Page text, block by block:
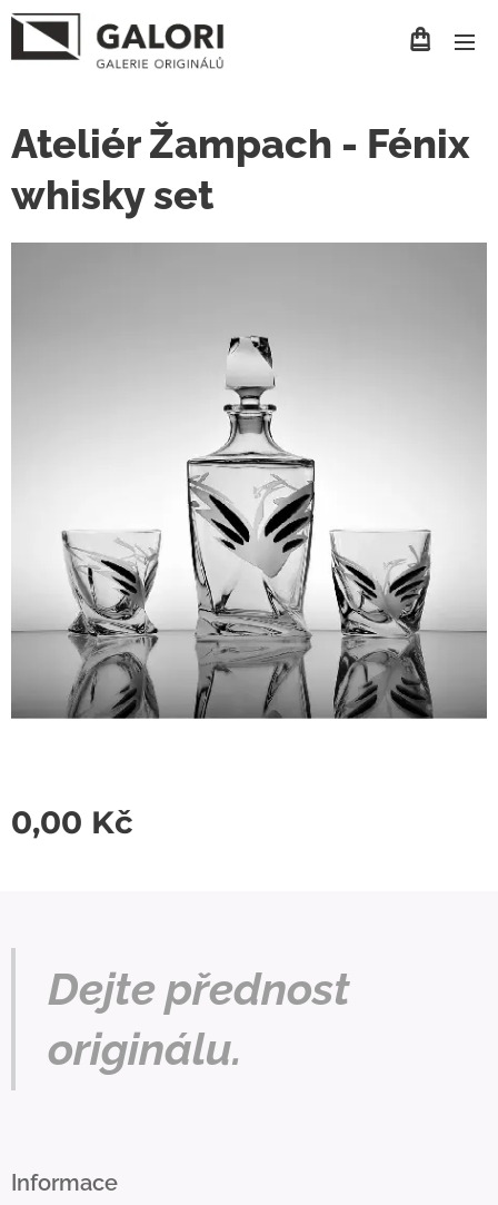
Ateliér Žampach - Fénix
whisky set
0,00 Kč
Dejte přednost
originálu.
Informace